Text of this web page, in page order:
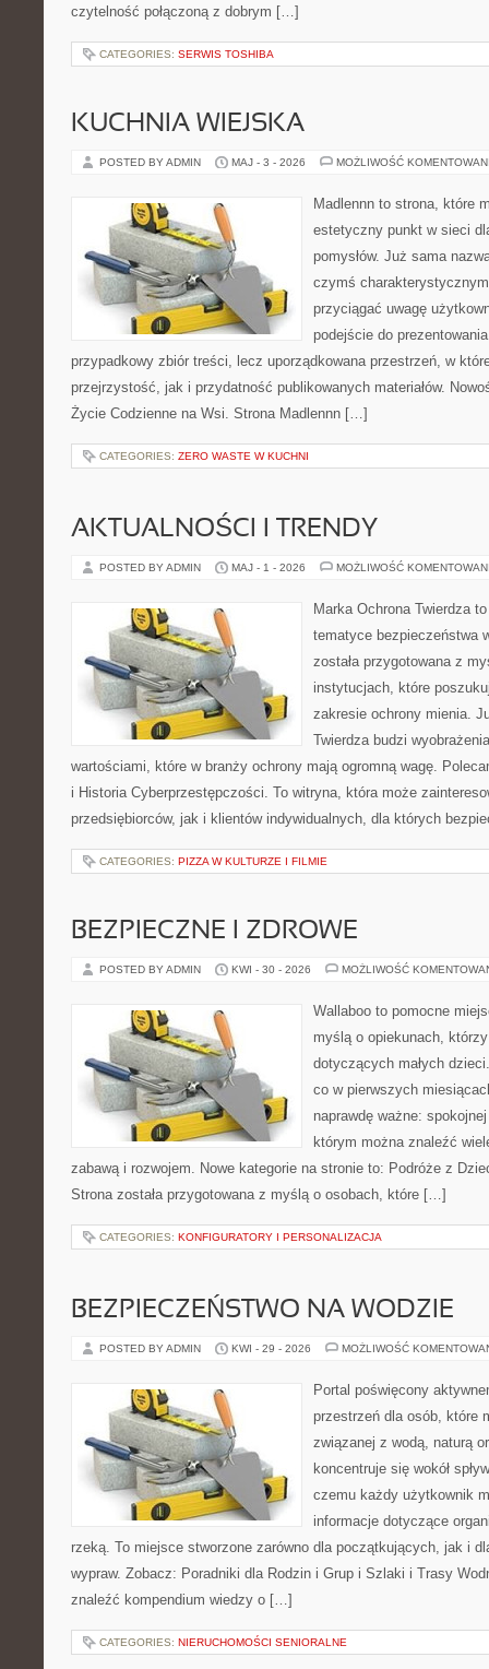
czytelność połączoną z dobrym […]
CATEGORIES: SERWIS TOSHIBA
KUCHNIA WIEJSKA
POSTED BY ADMIN MAJ - 3 - 2026 MOŻLIWOŚĆ
Madlennn to strona, które
estetyczny punkt w sieci
pomysłów. Już sama
czymś
przyciągać uwagę
podejście do
przypadkowy zbiór treści, lecz uporządkowana przestrzeń, w
przejrzystość, jak i przydatność publikowanych materiałów.
Życie Codzienne na Wsi. Strona Madlennn […]
CATEGORIES: ZERO WASTE W KUCHNI
AKTUALNOŚCI I TRENDY
POSTED BY ADMIN MAJ - 1 - 2026 MOŻLIWOŚĆ
Marka Ochrona Twierdza
tematyce bezpieczeństwa
została przygotowana z
instytucjach, które
zakresie ochrony mienia.
Twierdza budzi
wartościami, które w branży ochrony mają ogromną wagę.
i Historia Cyberprzestępczości. To witryna, która może
przedsiębiorców, jak i klientów indywidualnych, dla których
CATEGORIES: PIZZA W KULTURZE I FILMIE
BEZPIECZNE I ZDROWE
POSTED BY ADMIN KWI - 30 - 2026 MOŻLIWOŚĆ
Wallaboo to pomocne
myślą o opiekunach,
dotyczących małych
co w pierwszych
naprawdę ważne:
którym można znaleźć
zabawą i rozwojem. Nowe kategorie na stronie to: Podróże z
Strona została przygotowana z myślą o osobach, które […]
CATEGORIES: KONFIGURATORY I PERSONALIZACJA
BEZPIECZEŃSTWO NA WODZIE
POSTED BY ADMIN KWI - 29 - 2026 MOŻLIWOŚĆ
Portal poświęcony
przestrzeń dla osób, które
związanej z wodą, naturą
koncentruje się wokół
czemu każdy użytkownik
informacje dotyczące
rzeką. To miejsce stworzone zarówno dla początkujących, jak i
wypraw. Zobacz: Poradniki dla Rodzin i Grup i Szlaki i Trasy
znaleźć kompendium wiedzy o […]
CATEGORIES: NIERUCHOMOŚCI SENIORALNE